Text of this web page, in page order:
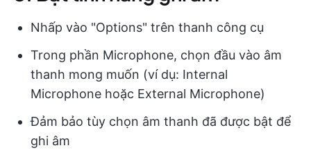
Nhấp vào "Options" trên thanh công cụ
Trong phần Microphone, chọn đầu vào âm
thanh mong muốn (ví dụ: Internal
Microphone hoặc External Microphone)
Đảm bảo tùy chọn âm thanh đã được bật để
ghi âm